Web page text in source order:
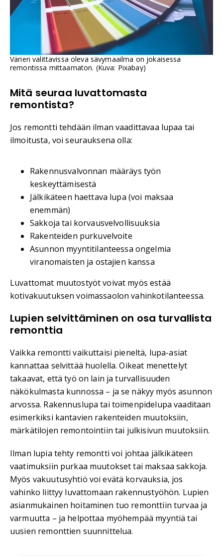
Värien valittavissa oleva sävymaailma on jokaisessa
remontissa mittaamaton. (Kuva: Pixabay)
Mitä seuraa luvattomasta
remontista?
Jos remontti tehdään ilman vaadittavaa lupaa tai
ilmoitusta, voi seurauksena olla:
Rakennusvalvonnan määräys työn
keskeyttämisestä
Jälkikäteen haettava lupa (voi maksaa
enemmän)
Sakkoja tai korvausvelvollisuuksia
Rakenteiden purkuvelvoite
Asunnon myyntitilanteessa ongelmia
viranomaisten ja ostajien kanssa
Luvattomat muutostyöt voivat myös estää
kotivakuutuksen voimassaolon vahinkotilanteessa.
Lupien selvittäminen on osa turvallista
remonttia
Vaikka remontti vaikuttaisi pieneltä, lupa-asiat
kannattaa selvittää huolella. Oikeat menettelyt
takaavat, että työ on lain ja turvallisuuden
näkökulmasta kunnossa – ja se näkyy myös asunnon
arvossa. Rakennuslupa tai toimenpidelupa vaaditaan
esimerkiksi kantavien rakenteiden muutoksiin,
märkätilojen remontointiin tai julkisivun muutoksiin.
Ilman lupia tehty remontti voi johtaa jälkikäteen
vaatimuksiin purkaa muutokset tai maksaa sakkoja.
Myös vakuutusyhtiö voi evätä korvauksia, jos
vahinko liittyy luvattomaan rakennustyöhön. Lupien
asianmukainen hoitaminen tuo remonttiin turvaa ja
varmuutta – ja helpottaa myöhempää myyntiä tai
uusien remonttien suunnittelua.